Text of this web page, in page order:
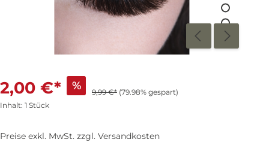
2,00 €* % 9,99 €* (79.98% gespart)
Inhalt: 1 Stück
Preise exkl. MwSt. zzgl. Versandkosten